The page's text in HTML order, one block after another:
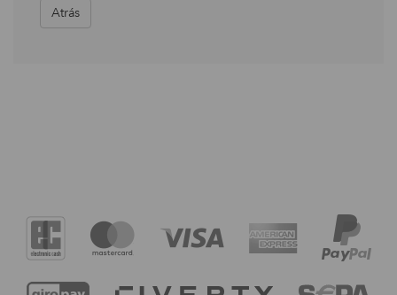
Atrás